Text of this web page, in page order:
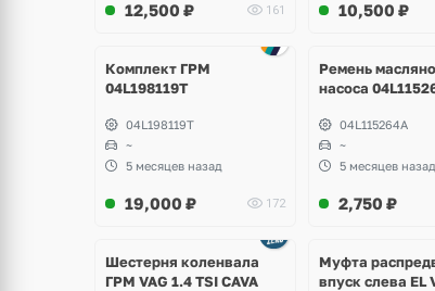
12,500 ₽ 161 10,500 ₽
Комплект ГРМ
04L198119T
04L198119T
~
5 месяцев назад
19,000 ₽ 172
Ремень
насоса
04L115264A
~
5 месяцев назад
2,750 ₽
Шестерня коленвала
ГРМ VAG 1.4 TSI CAVA
Муфта
впуск слева EL